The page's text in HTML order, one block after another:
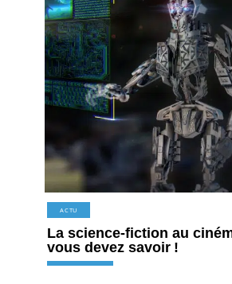
ACTU
La science-fiction au
vous devez savoir !